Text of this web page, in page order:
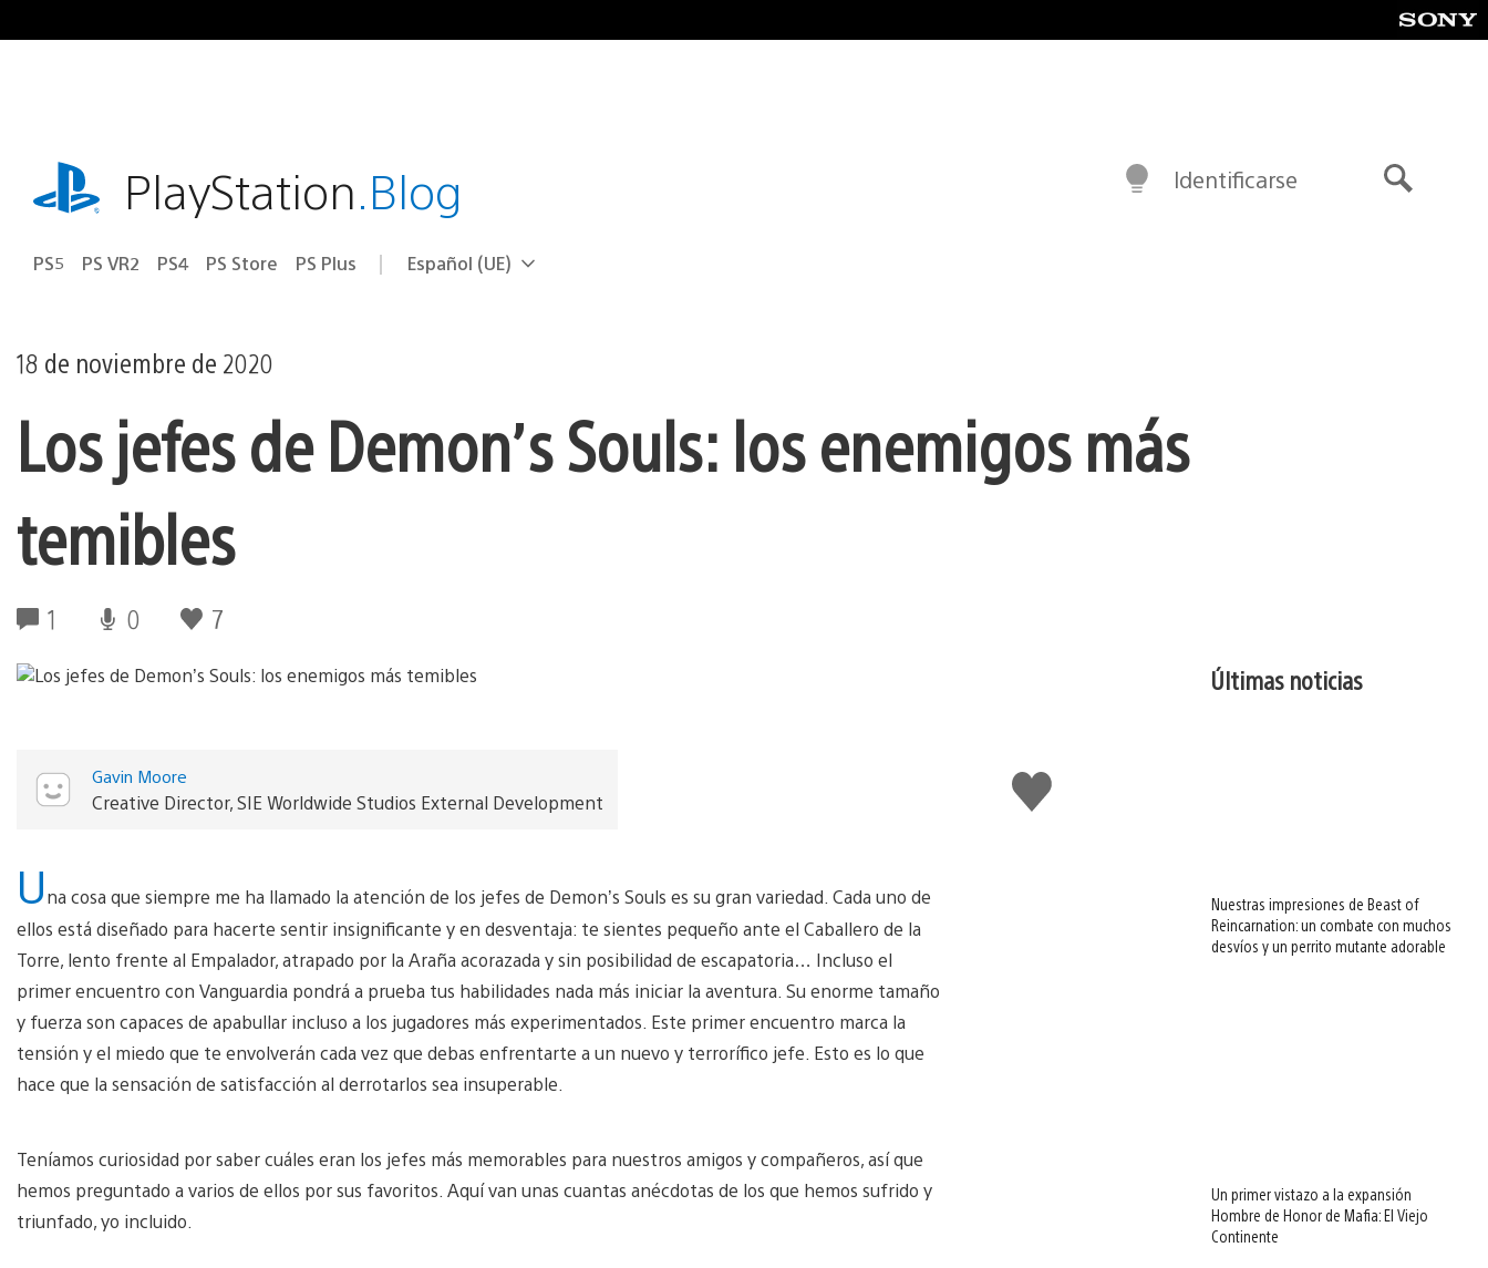
al
playstation.comPlayStation.Blog
PS5 PS VR2 PS4 PS Store PS Plus Selecciona
Región
Español (UE)
Identificarse
18 de noviembre de 2020
Los jefes de Demon’s Souls: los enemigos más
temibles
1 0 7
Me
gusta
esto
Gavin Moore
Creative Director, SIE Worldwide Studios External Development
Una cosa que siempre me ha llamado la atención de los jefes de Demon’s Souls es su gran variedad. Cada uno de
ellos está diseñado para hacerte sentir insignificante y en desventaja: te sientes pequeño ante el Caballero de la
Torre, lento frente al Empalador, atrapado por la Araña acorazada y sin posibilidad de escapatoria… Incluso el
primer encuentro con Vanguardia pondrá a prueba tus habilidades nada más iniciar la aventura. Su enorme tamaño
y fuerza son capaces de apabullar incluso a los jugadores más experimentados. Este primer encuentro marca la
tensión y el miedo que te envolverán cada vez que debas enfrentarte a un nuevo y terrorífico jefe. Esto es lo que
hace que la sensación de satisfacción al derrotarlos sea insuperable.
Teníamos curiosidad por saber cuáles eran los jefes más memorables para nuestros amigos y compañeros, así que
hemos preguntado a varios de ellos por sus favoritos. Aquí van unas cuantas anécdotas de los que hemos sufrido y
triunfado, yo incluido.
Últimas noticias
Nuestras impresiones de Beast of
Reincarnation: un combate con muchos
desvíos y un perrito mutante adorable
Un primer vistazo a la expansión
Hombre de Honor de Mafia: El Viejo
Continente